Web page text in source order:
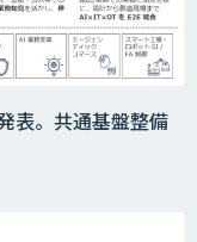
表。共通基盤整備